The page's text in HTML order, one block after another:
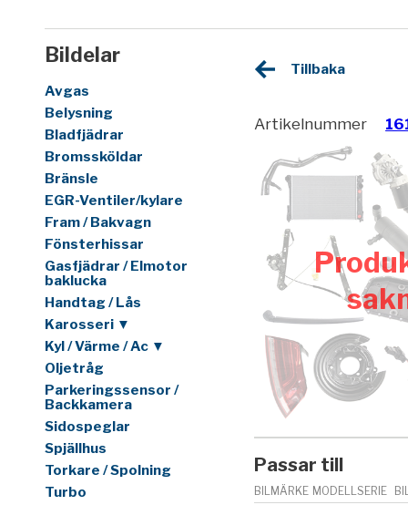
Bildelar
Avgas
Belysning
Bladfjädrar
Bromssköldar
Bränsle
EGR-Ventiler/kylare
Fram / Bakvagn
Fönsterhissar
Gasfjädrar / Elmotor
baklucka
Handtag / Lås
Karosseri ▼
Kyl / Värme / Ac ▼
Oljetråg
Parkeringssensor /
Backkamera
Sidospeglar
Spjällhus
Torkare / Spolning
Turbo
Tillbaka
Artikelnummer
Passar till
BILMÄRKE MODELLSERIE